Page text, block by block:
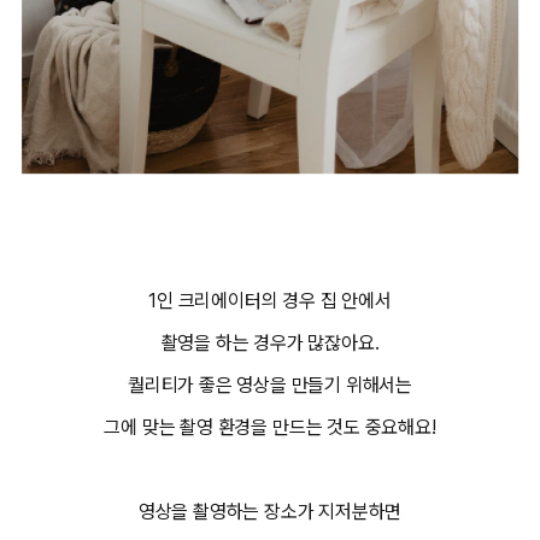
1인 크리에이터의 경우 집 안에서
촬영을 하는 경우가 많잖아요.
퀄리티가 좋은 영상을 만들기 위해서는
그에 맞는 촬영 환경을 만드는 것도 중요해요!
영상을 촬영하는 장소가 지저분하면